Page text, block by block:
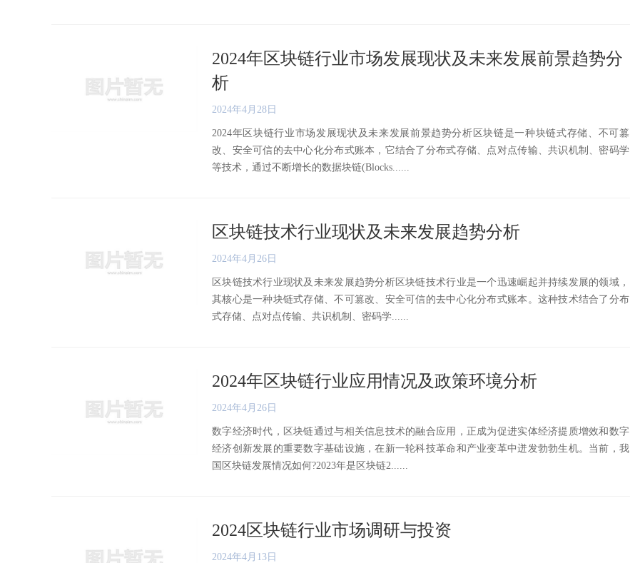
2024年区块链行业市场发展现状及未来发展前景趋势分
析
2024年4月28日
2024年区块链行业市场发展现状及未来发展前景趋势分析区块链是一种块链式存储、不可篡
改、安全可信的去中心化分布式账本，它结合了分布式存储、点对点传输、共识机制、密码学
等技术，通过不断增长的数据块链(Blocks......
区块链技术行业现状及未来发展趋势分析
2024年4月26日
区块链技术行业现状及未来发展趋势分析区块链技术行业是一个迅速崛起并持续发展的领域，
其核心是一种块链式存储、不可篡改、安全可信的去中心化分布式账本。这种技术结合了分布
式存储、点对点传输、共识机制、密码学......
2024年区块链行业应用情况及政策环境分析
2024年4月26日
数字经济时代，区块链通过与相关信息技术的融合应用，正成为促进实体经济提质增效和数字
经济创新发展的重要数字基础设施，在新一轮科技革命和产业变革中迸发勃勃生机。当前，我
国区块链发展情况如何?2023年是区块链2......
2024区块链行业市场调研与投资
2024年4月13日